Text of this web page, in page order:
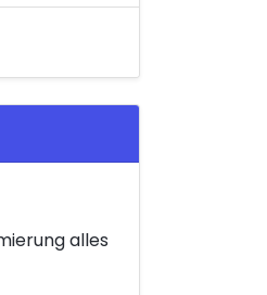
alles